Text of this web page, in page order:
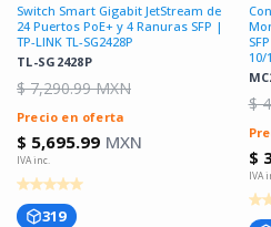
TL-SG2428P
Switch Smart Gigabit JetStream de
24 Puertos PoE+ y 4 Ranuras SFP |
TP-LINK TL-SG2428P
$ 7,290.99 MXN
Precio en oferta
$ 5,695.99 MXN
319
10/
$
$